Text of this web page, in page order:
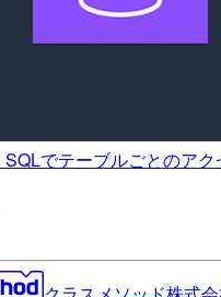
SQLでテーブルごとのア